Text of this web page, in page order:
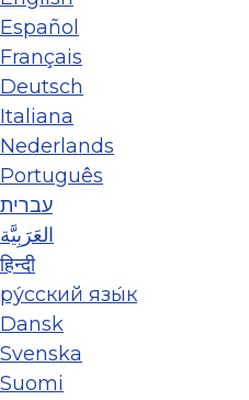
Español
Français
Deutsch
Italiana
Nederlands
Português
עברית
العَرَبِيَّة
हिन्दी
ру́сский язы́к
Dansk
Svenska
Suomi